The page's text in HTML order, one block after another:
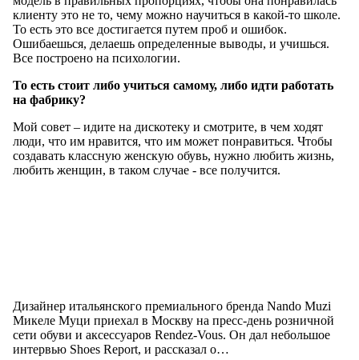
клиенту это не то, чему можно научиться в какой-то школе.
То есть это все достигается путем проб и ошибок.
Ошибаешься, делаешь определенные выводы, и учишься.
Все построено на психологии.
То есть стоит либо учиться самому, либо идти работать
на фабрику?
Мой совет – идите на дискотеку и смотрите, в чем ходят
люди, что им нравится, что им может понравиться. Чтобы
создавать классную женскую обувь, нужно любить жизнь,
любить женщин, в таком случае - все получится.
Дизайнер итальянского премиального бренда Nando Muzi
Микеле Муци приехал в Москву на пресс-день розничной
сети обуви и аксессуаров Rendez-Vous. Он дал небольшое
интервью Shoes Report, и рассказал о…